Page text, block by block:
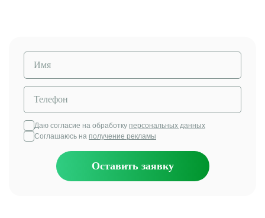
Даю согласие на обработку персональных данных
Соглашаюсь на получение рекламы
Оставить заявку